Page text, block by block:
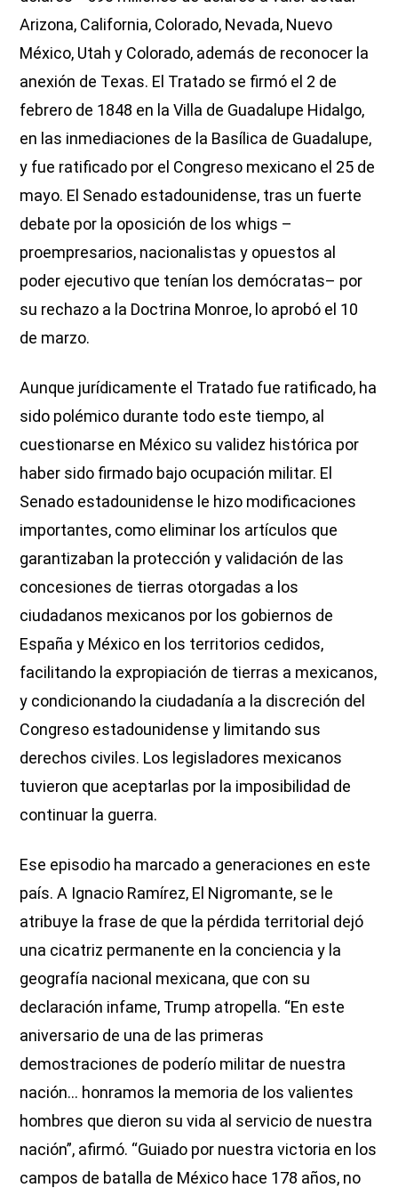
Arizona, California, Colorado, Nevada, Nuevo
México, Utah y Colorado, además de reconocer la
anexión de Texas. El Tratado se firmó el 2 de
febrero de 1848 en la Villa de Guadalupe Hidalgo,
en las inmediaciones de la Basílica de Guadalupe,
y fue ratificado por el Congreso mexicano el 25 de
mayo. El Senado estadounidense, tras un fuerte
debate por la oposición de los whigs –
proempresarios, nacionalistas y opuestos al
poder ejecutivo que tenían los demócratas– por
su rechazo a la Doctrina Monroe, lo aprobó el 10
de marzo.
Aunque jurídicamente el Tratado fue ratificado, ha
sido polémico durante todo este tiempo, al
cuestionarse en México su validez histórica por
haber sido firmado bajo ocupación militar. El
Senado estadounidense le hizo modificaciones
importantes, como eliminar los artículos que
garantizaban la protección y validación de las
concesiones de tierras otorgadas a los
ciudadanos mexicanos por los gobiernos de
España y México en los territorios cedidos,
facilitando la expropiación de tierras a mexicanos,
y condicionando la ciudadanía a la discreción del
Congreso estadounidense y limitando sus
derechos civiles. Los legisladores mexicanos
tuvieron que aceptarlas por la imposibilidad de
continuar la guerra.
Ese episodio ha marcado a generaciones en este
país. A Ignacio Ramírez, El Nigromante, se le
atribuye la frase de que la pérdida territorial dejó
una cicatriz permanente en la conciencia y la
geografía nacional mexicana, que con su
declaración infame, Trump atropella. “En este
aniversario de una de las primeras
demostraciones de poderío militar de nuestra
nación… honramos la memoria de los valientes
hombres que dieron su vida al servicio de nuestra
nación”, afirmó. “Guiado por nuestra victoria en los
campos de batalla de México hace 178 años, no